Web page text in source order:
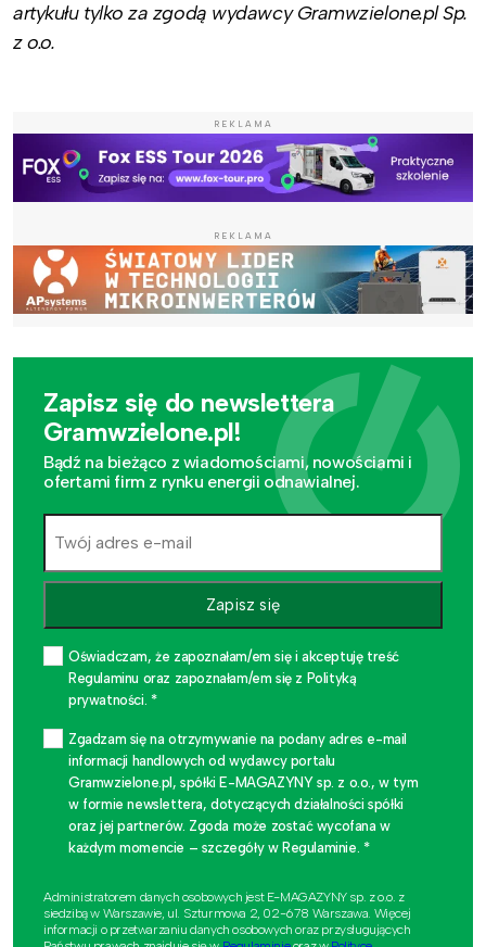
artykułu tylko za zgodą wydawcy Gramwzielone.pl Sp.
z o.o.
REKLAMA
REKLAMA
Zapisz się do newslettera
Gramwzielone.pl!
Bądź na bieżąco z wiadomościami, nowościami i
ofertami firm z rynku energii odnawialnej.
Zapisz się
Oświadczam, że zapoznałam/em się i akceptuję treść
Regulaminu oraz zapoznałam/em się z Polityką
prywatności. *
Zgadzam się na otrzymywanie na podany adres e-mail
informacji handlowych od wydawcy portalu
Gramwzielone.pl, spółki E-MAGAZYNY sp. z o.o., w tym
w formie newslettera, dotyczących działalności spółki
oraz jej partnerów. Zgoda może zostać wycofana w
każdym momencie – szczegóły w Regulaminie. *
Administratorem danych osobowych jest E-MAGAZYNY sp. z o.o. z
siedzibą w Warszawie, ul. Szturmowa 2, 02-678 Warszawa. Więcej
informacji o przetwarzaniu danych osobowych oraz przysługujących